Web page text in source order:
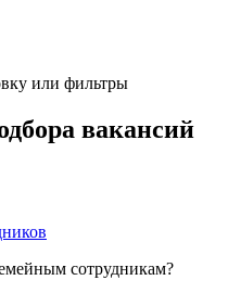
или фильтры
вакансий
сотрудникам?